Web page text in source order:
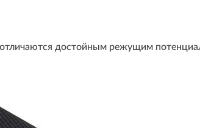
достойным режущим